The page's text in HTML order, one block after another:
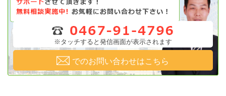
※タッチすると発信画面が表示されます
でのお問い合わせはこちら